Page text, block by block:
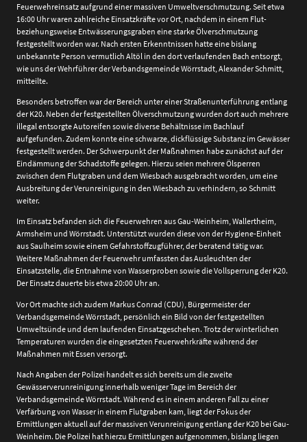
Feuerwehreinsatz aufgrund einer massiven Umweltverschmutzung. Seit etwa
16:00 Uhr waren zahlreiche Einsatzkräfte vor Ort, nachdem in einem Flut-
beziehungsweise Entwässerungsgraben eine starke Ölverschmutzung
festgestellt worden war. Nach ersten Erkenntnissen hatte eine bislang
unbekannte Person vermutlich Altöl in den dort verlaufenden Bach entsorgt,
wie uns der Wehrführer der Verbandsgemeinde Wörrstadt, Alexander Schmitt,
mitteilte.
Besonders betroffen war der Bereich unter einer Straßenunterführung entlang
der K20. Neben der festgestellten Ölverschmutzung wurden dort auch mehrere
illegal entsorgte Autoreifen sowie diverse Behältnisse im Bachlauf
aufgefunden. Zudem konnte eine schwarze, dickflüssige Substanz im Gewässer
festgestellt werden. Der Schwerpunkt der Maßnahmen habe zunächst auf der
Eindämmung der Schadstoffe gelegen. Hierzu seien mehrere Ölsperren
zwischen dem Flutgraben und dem Wiesbach ausgebracht worden, um eine
Ausbreitung der Verunreinigung in den Wiesbach zu verhindern, so Schmitt
weiter.
Im Einsatz befanden sich die Feuerwehren aus Gau-Weinheim, Wallertheim,
Armsheim und Wörrstadt. Unterstützt wurden diese von der Hygiene-Einheit
aus Saulheim sowie einem Gefahrstoffzugführer, der beratend tätig war.
Weitere Maßnahmen der Feuerwehr umfassten das Ausleuchten der
Einsatzstelle, die Entnahme von Wasserproben sowie die Vollsperrung der K20.
Der Einsatz dauerte bis etwa 20:00 Uhr an.
Vor Ort machte sich zudem Markus Conrad (CDU), Bürgermeister der
Verbandsgemeinde Wörrstadt, persönlich ein Bild von der festgestellten
Umweltsünde und dem laufenden Einsatzgeschehen. Trotz der winterlichen
Temperaturen wurden die eingesetzten Feuerwehrkräfte während der
Maßnahmen mit Essen versorgt.
Nach Angaben der Polizei handelt es sich bereits um die zweite
Gewässerverunreinigung innerhalb weniger Tage im Bereich der
Verbandsgemeinde Wörrstadt. Während es in einem anderen Fall zu einer
Verfärbung von Wasser in einem Flutgraben kam, liegt der Fokus der
Ermittlungen aktuell auf der massiven Verunreinigung entlang der K20 bei Gau-
Weinheim. Die Polizei hat hierzu Ermittlungen aufgenommen, bislang liegen